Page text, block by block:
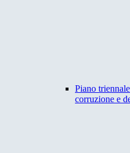
Piano
corruzione e